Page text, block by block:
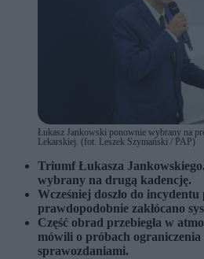
Łukasz Jankowski ponownie wybrany na
Lekarskiej. (fot. Leszek Szymański / PAP)
Triumf Łukasza
wybrany na drugą kadencję.
Wcześniej doszło do
prawdopodobnie zakłócano
Część obrad przebiegła w
mówili o próbach
sprawozdaniami.